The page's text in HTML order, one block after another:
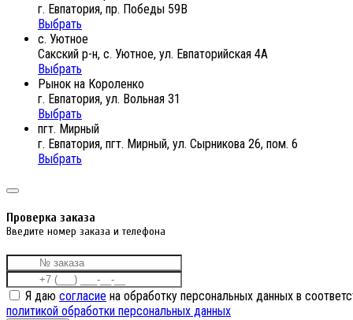
г. Евпатория, пр. Победы 59В
Выбрать
с. Уютное
Сакский р-н, с. Уютное, ул. Евпаторийская 4А
Выбрать
Рынок на Короленко
г. Евпатория, ул. Вольная 31
Выбрать
пгт. Мирный
г. Евпатория, пгт. Мирный, ул. Сырникова 26, пом. 6
Выбрать
Проверка заказа
Введите номер заказа и телефона
Я даю согласие на обработку персональных данных в
политикой обработки персональных данных